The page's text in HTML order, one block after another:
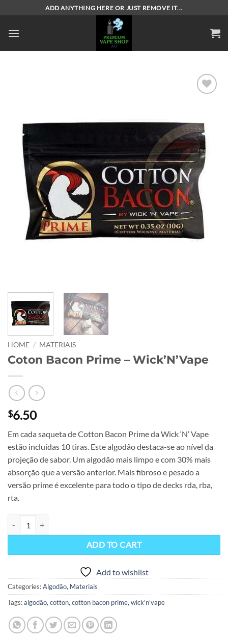
content
ADD ANYTHING HERE OR JUST REMOVE IT...
HOME / MATERIAIS
Coton Bacon Prime – Wick’N’Vape
$6.50
Em cada saqueta de Cotton Bacon Prime da Wick ‘N’ Vape
estão incluídas 10 tiras. Este algodão destaca-se ao nível da
projeção de sabor. Um algodão mais limpo e com 30% mais
absorção que a versão anterior. Mais fibroso e pesado a
versão prime é excelente para todo o tipo de decks rda, rba,
rta.
ADD TO CART
Add to wishlist
Categories:Algodão, Materiais
Tags:algodão, cotton, cotton bacon prime, wick'n'vape